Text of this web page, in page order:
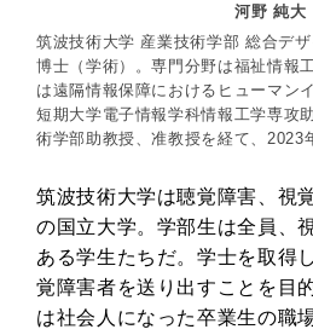
河野 純大
筑波技術大学 産業技術学部 総合デ
博士（学術）。専門分野は福祉情報
は遠隔情報保障におけるヒューマン
短期大学電子情報学科情報工学専攻
術学部助教授、准教授を経て、2023
筑波技術大学は聴覚障害、視
の国立大学。学部生は全員、
ある学生たちだ。学士を取得
覚障害者を送り出すことを目
は社会人になった卒業生の職